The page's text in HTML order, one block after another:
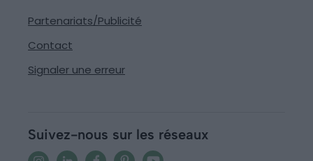
Partenariats/Publicité
Contact
Signaler une erreur
Suivez-nous sur les réseaux